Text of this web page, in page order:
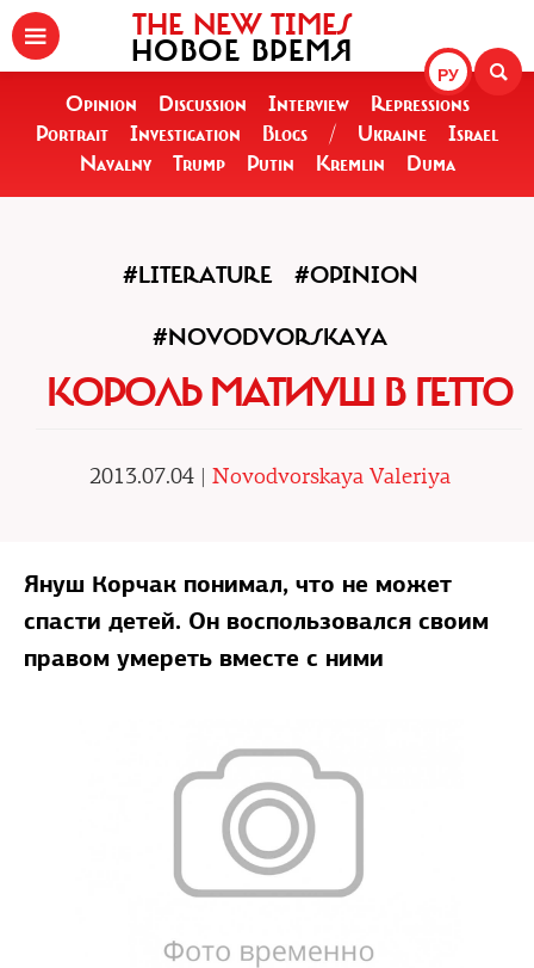
РУ
THE NEW TIMES
НОВОЕ ВРЕМЯ
Opinion Discussion Interview
Repressions
Portrait
Investigation Blogs / Ukraine
Israel
Navalny
Trump Putin Kremlin Duma
#LITERATURE #OPINION
#NOVODVORSKAYA
КОРОЛЬ МАТИУШ В ГЕТТО
2013.07.04 | Novodvorskaya Valeriya
Януш Корчак понимал, что не может
спасти детей. Он воспользовался своим
правом умереть вместе с ними